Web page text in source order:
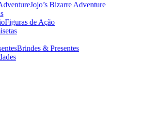
Jojo’s Bizarre Adventure
Figuras de Ação
Brindes & Presentes